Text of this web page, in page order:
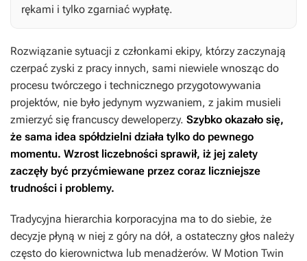
rękami i tylko zgarniać wypłatę.
Rozwiązanie sytuacji z członkami ekipy, którzy zaczynają
czerpać zyski z pracy innych, sami niewiele wnosząc do
procesu twórczego i technicznego przygotowywania
projektów, nie było jedynym wyzwaniem, z jakim musieli
zmierzyć się francuscy deweloperzy. Szybko okazało się,
że sama idea spółdzielni działa tylko do pewnego
momentu. Wzrost liczebności sprawił, iż jej zalety
zaczęły być przyćmiewane przez coraz liczniejsze
trudności i problemy.
Tradycyjna hierarchia korporacyjna ma to do siebie, że
decyzje płyną w niej z góry na dół, a ostateczny głos należy
często do kierownictwa lub menadżerów. W Motion Twin